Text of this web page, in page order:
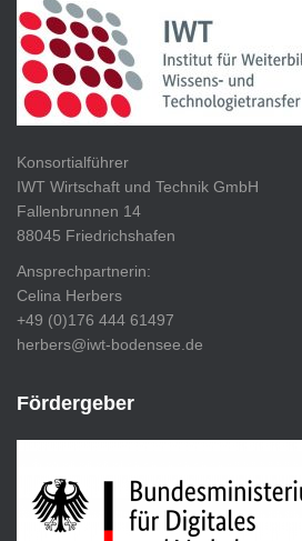
Konsortialführer
IWT Wirtschaft und Technik GmbH
Fallenbrunnen 14
88045 Friedrichshafen
Ansprechpartnerin:
Celina Herbers
+49 (0)176 444 61497
herbers@iwt-bodensee.de
Fördergeber